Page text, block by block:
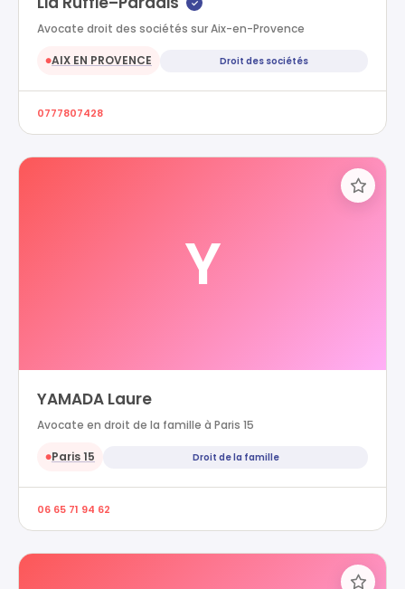
✓
Avocate droit des sociétés sur Aix-en-Provence
●AIX EN PROVENCE Droit des sociétés
0777807428
Y
YAMADA Laure
Avocate en droit de la famille à Paris 15
●Paris 15 Droit de la famille
06 65 71 94 62